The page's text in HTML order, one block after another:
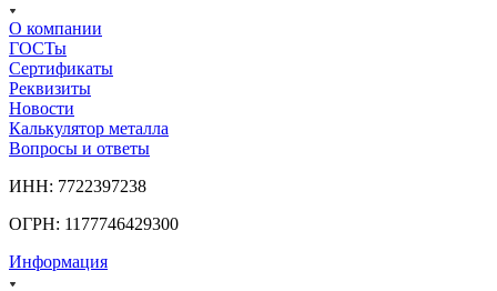
О компании
ГОСТы
Сертификаты
Реквизиты
Новости
Калькулятор металла
Вопросы и ответы
ИНН: 7722397238
ОГРН: 1177746429300
Информация